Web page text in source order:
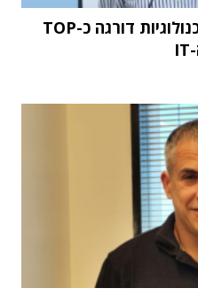
מחקר STKI השנתי: וואן טכנולוגיות דורגה כ-TOP